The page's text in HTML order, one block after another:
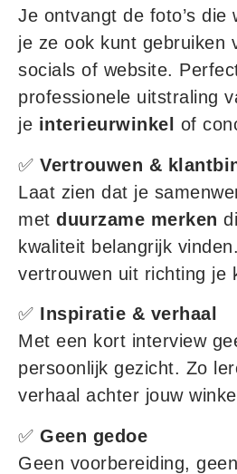
Je ontvangt de foto’s die
je ze ook kunt gebruiken
socials of website.
professionele uitstraling
je interieurwinkel of
✅ Vertrouwen &
Laat zien dat je
met duurzame merken
kwaliteit belangrijk
vertrouwen uit richting je
✅ Inspiratie & verhaal
Met een kort interview
persoonlijk gezicht. Zo
verhaal achter jouw
✅ Geen gedoe
Geen voorbereiding,